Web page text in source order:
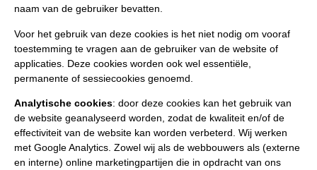
naam van de gebruiker bevatten.
Voor het gebruik van deze cookies is het niet nodig om vooraf
toestemming te vragen aan de gebruiker van de website of
applicaties. Deze cookies worden ook wel essentiële,
permanente of sessiecookies genoemd.
Analytische cookies: door deze cookies kan het gebruik van
de website geanalyseerd worden, zodat de kwaliteit en/of de
effectiviteit van de website kan worden verbeterd. Wij werken
met Google Analytics. Zowel wij als de webbouwers als (externe
en interne) online marketingpartijen die in opdracht van ons